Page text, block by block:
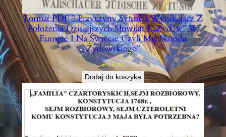
Format PDF ” Przyczyny Sytuacji Wynikające Z
Położenia Dzisiejszych Słowian I „Żydów” W
Europie I Na Świecie Czyli Mit Narodu
Żydowskiego”
€18,00
Dodaj do koszyka